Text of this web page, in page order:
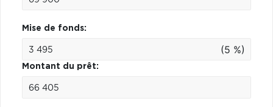
Mise de fonds:
(5 %)
Montant du prêt: